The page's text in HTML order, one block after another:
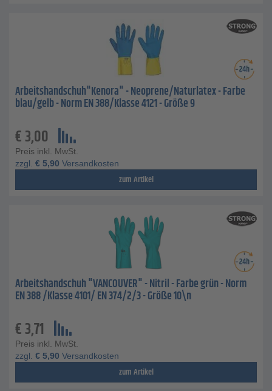
Arbeitshandschuh"Kenora" - Neoprene/Naturlatex - Farbe
blau/gelb - Norm EN 388/Klasse 4121 - Größe 9
€3,00
Preis inkl. MwSt.
zzgl. € 5,90 Versandkosten
zum Artikel
Arbeitshandschuh "VANCOUVER" - Nitril - Farbe grün - Norm
EN 388 /Klasse 4101/ EN 374/2/3 - Größe 10\n
€3,71
Preis inkl. MwSt.
zzgl. € 5,90 Versandkosten
zum Artikel